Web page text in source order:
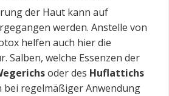
der Haut kann auf
werden. Anstelle von
helfen auch hier die
Salben, welche Essenzen der
oder des Huflattichs
regelmäßiger Anwendung